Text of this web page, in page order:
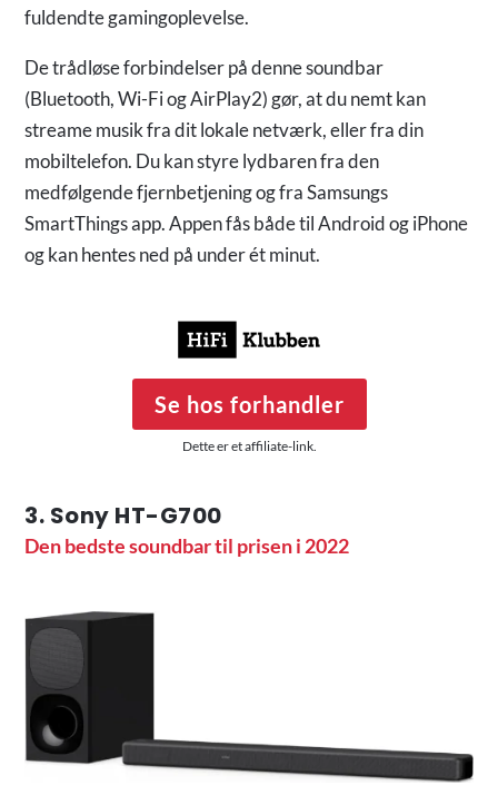
fuldendte gamingoplevelse.
De trådløse forbindelser på denne soundbar
(Bluetooth, Wi-Fi og AirPlay2) gør, at du nemt kan
streame musik fra dit lokale netværk, eller fra din
mobiltelefon. Du kan styre lydbaren fra den
medfølgende fjernbetjening og fra Samsungs
SmartThings app. Appen fås både til Android og iPhone
og kan hentes ned på under ét minut.
Se hos forhandler
Dette er et affiliate-link.
3. Sony HT-G700
Den bedste soundbar til prisen i 2022